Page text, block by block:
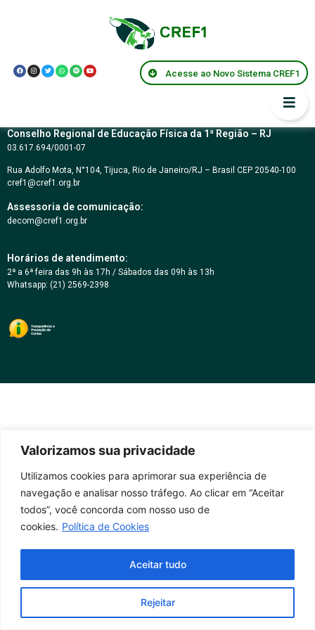
Valorizamos sua privacidade
Utilizamos cookies para aprimorar sua experiência de
navegação e analisar nosso tráfego. Ao clicar em “Aceitar
todos”, você concorda com nosso uso de
cookies. Política de Cookies
Rejeitar
Aceitar tudo
Acesse ao Novo Sistema CREF1
CARTA CONVITE Nº
01/2017
Conselho Regional de Educação Física da 1ª Região – RJ
03.617.694/0001-07
Rua Adolfo Mota, N°104, Tijuca, Rio de Janeiro/RJ – Brasil CEP 20540-100
cref1@cref1.org.br
Assessoria de comunicação:
decom@cref1.org.br
Horários de atendimento:
2ª a 6ª feira das 9h às 17h / Sábados das 09h às 13h
Whatsapp: (21) 2569-2398